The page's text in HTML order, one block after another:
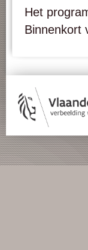
Het
Binnenkort